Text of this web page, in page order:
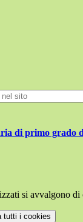
di primo grado
si avvalgono
tutti i cookies